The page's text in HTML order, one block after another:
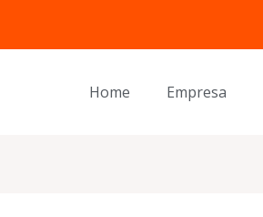
Home Empresa